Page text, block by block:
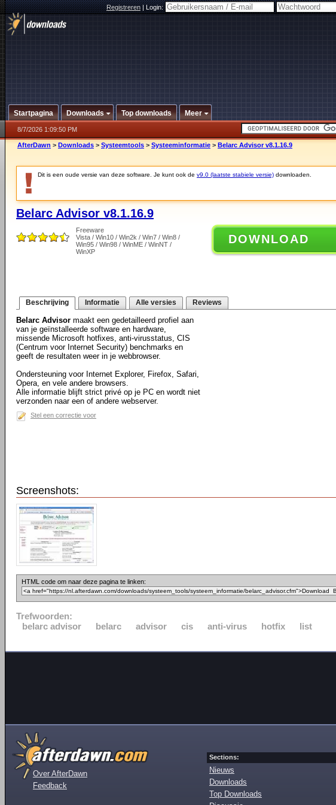
Registreren|Login:
Startpagina Downloads Top downloads Meer
8/7/2026 1:09:50 PM
AfterDawn > Downloads > Systeemtools > Systeeminformatie > Belarc Advisor v8.1.16.9
Dit is een oude versie van deze software. Je kunt ook de v9.0 (laatste stabiele versie) downloaden.
Belarc Advisor v8.1.16.9
Freeware
Vista / Win10 / Win2k / Win7 / Win8 /
Win95 / Win98 / WinME / WinNT /
WinXP
DOWNLOAD
Beschrijving Informatie Alle versies Reviews
Belarc Advisor maakt een gedetailleerd profiel aan
van je geïnstalleerde software en hardware,
missende Microsoft hotfixes, anti-virusstatus, CIS
(Centrum voor Internet Security) benchmarks en
geeft de resultaten weer in je webbrowser.
Ondersteuning voor Internet Explorer, Firefox, Safari,
Opera, en vele andere browsers.
Alle informatie blijft strict privé op je PC en wordt niet
verzonden naar een of andere webserver.
Stel een correctie voor
Screenshots:
HTML code om naar deze pagina te linken:
Trefwoorden:
belarc advisor
belarc advisor cis anti-virus hotfix list
Over AfterDawn
Feedback
Sections:
Nieuws
Downloads
Top Downloads